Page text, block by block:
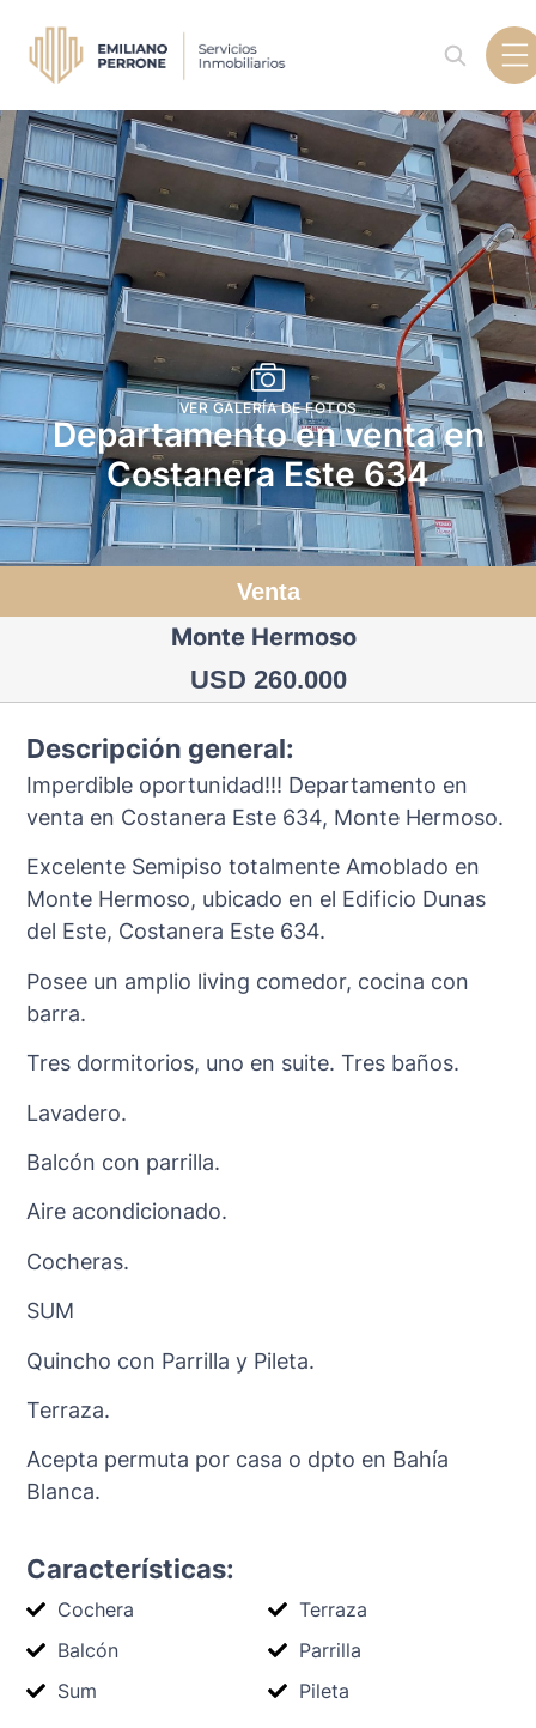
VER GALERÍA DE FOTOS
Departamento en venta en
Costanera Este 634
Monte Hermoso
USD 260.000
Venta
Descripción general:
Imperdible oportunidad!!! Departamento en
venta en Costanera Este 634, Monte Hermoso.
Excelente Semipiso totalmente Amoblado en
Monte Hermoso, ubicado en el Edificio Dunas
del Este, Costanera Este 634.
Posee un amplio living comedor, cocina con
barra.
Tres dormitorios, uno en suite. Tres baños.
Lavadero.
Balcón con parrilla.
Aire acondicionado.
Cocheras.
SUM
Quincho con Parrilla y Pileta.
Terraza.
Acepta permuta por casa o dpto en Bahía
Blanca.
Características:
Cochera
Terraza
Balcón
Parrilla
Sum
Pileta